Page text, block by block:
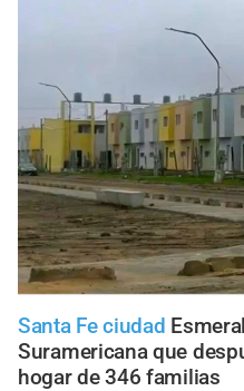
Santa Fe ciudad
Suramericana que
hogar de 346 familias